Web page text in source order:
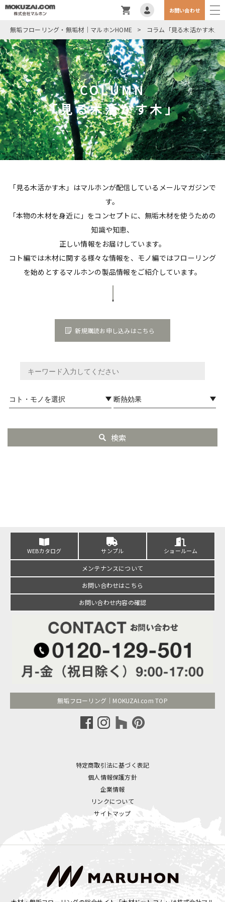
お問い合わせ
無垢フローリング・無垢材｜マルホンHOME > コラム「見る木活かす木」
COLUMN
「見る木活かす木」
「見る木活かす木」はマルホンが配信しているメールマガジンで
す。
「本物の木材を身近に」をコンセプトに、無垢木材を使うための
知識や知恵、
正しい情報をお届けしています。
コト編では木材に関する様々な情報を、モノ編ではフローリング
を始めとするマルホンの製品情報をご紹介しています。
新規購読お申し込みはこちら
検索
WEBカタログ サンプル ショールーム
メンテナンスについて
お問い合わせはこちら
お問い合わせ内容の確認
無垢フローリング｜MOKUZAI.com TOP
特定商取引法に基づく表記
個人情報保護方針
企業情報
リンクについて
サイトマップ